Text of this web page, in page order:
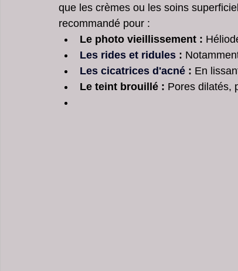
que les crèmes ou les soins
recommandé pour :
Le photo vieillissement :
Les rides et ridules :
Les cicatrices d'acné : En
Le teint brouillé : Pores dilatés,